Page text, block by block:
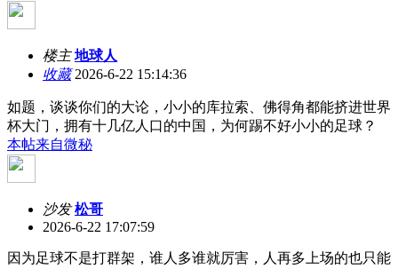
楼主 地球人
收藏2026-6-22 15:14:36
如题，谈谈你们的大论，小小的库拉索、佛得角都能挤进世界
杯大门，拥有十几亿人口的中国，为何踢不好小小的足球？
本帖来自微秘
沙发 松哥
2026-6-22 17:07:59
因为足球不是打群架，谁人多谁就厉害，人再多上场的也只能